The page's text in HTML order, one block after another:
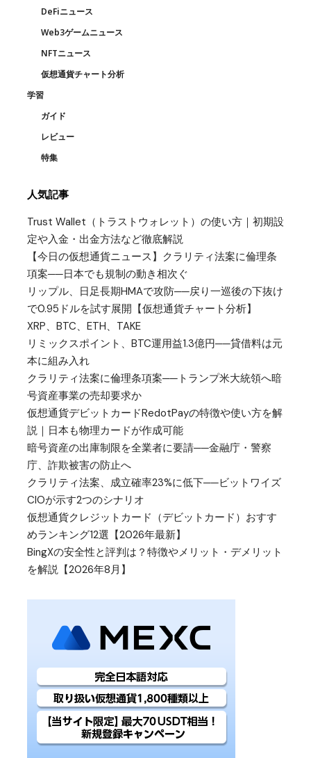
DeFiニュース
Web3ゲームニュース
NFTニュース
仮想通貨チャート分析
学習
ガイド
レビュー
特集
人気記事
Trust Wallet（トラストウォレット）の使い方｜初期設
定や入金・出金方法など徹底解説
【今日の仮想通貨ニュース】クラリティ法案に倫理条
項案──日本でも規制の動き相次ぐ
リップル、日足長期HMAで攻防──戻り一巡後の下抜け
で0.95ドルを試す展開【仮想通貨チャート分析】
XRP、BTC、ETH、TAKE
リミックスポイント、BTC運用益1.3億円──貸借料は元
本に組み入れ
クラリティ法案に倫理条項案──トランプ米大統領へ暗
号資産事業の売却要求か
仮想通貨デビットカードRedotPayの特徴や使い方を解
説｜日本も物理カードが作成可能
暗号資産の出庫制限を全業者に要請──金融庁・警察
庁、詐欺被害の防止へ
クラリティ法案、成立確率23%に低下──ビットワイズ
CIOが示す2つのシナリオ
仮想通貨クレジットカード（デビットカード）おすす
めランキング12選【2026年最新】
BingXの安全性と評判は？特徴やメリット・デメリット
を解説【2026年8月】